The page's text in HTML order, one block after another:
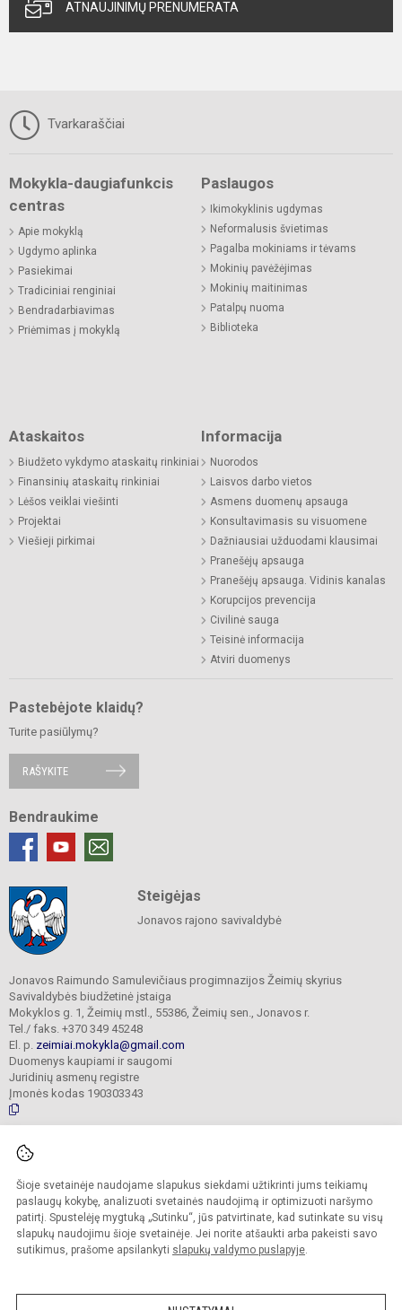
Šioje svetainėje naudojame slapukus siekdami užtikrinti jums teikiamų
paslaugų kokybę, analizuoti svetainės naudojimą ir optimizuoti naršymo
patirtį. Spustelėję mygtuką „Sutinku“, jūs patvirtinate, kad sutinkate su visų
slapukų naudojimu šioje svetainėje. Jei norite atšaukti arba pakeisti savo
sutikimus, prašome apsilankyti slapukų valdymo puslapyje.
ATNAUJINIMŲ PRENUMERATA
Tvarkaraščiai
Mokykla-daugiafunkcis
centras
Apie mokyklą
Ugdymo aplinka
Pasiekimai
Tradiciniai renginiai
Bendradarbiavimas
Priėmimas į mokyklą
Paslaugos
Ikimokyklinis ugdymas
Neformalusis švietimas
Pagalba mokiniams ir tėvams
Mokinių pavėžėjimas
Mokinių maitinimas
Patalpų nuoma
Biblioteka
Ataskaitos
Biudžeto vykdymo ataskaitų rinkiniai
Finansinių ataskaitų rinkiniai
Lėšos veiklai viešinti
Projektai
Viešieji pirkimai
Informacija
Nuorodos
Laisvos darbo vietos
Asmens duomenų apsauga
Konsultavimasis su visuomene
Dažniausiai užduodami klausimai
Pranešėjų apsauga
Pranešėjų apsauga. Vidinis kanalas
Korupcijos prevencija
Civilinė sauga
Teisinė informacija
Atviri duomenys
Pastebėjote klaidų?
Turite pasiūlymų?
RAŠYKITE
Bendraukime
Steigėjas
Jonavos rajono savivaldybė
Jonavos Raimundo Samulevičiaus progimnazijos Žeimių skyrius
Savivaldybės biudžetinė įstaiga
Mokyklos g. 1, Žeimių mstl., 55386, Žeimių sen., Jonavos r.
Tel./ faks. +370 349 45248
El. p. zeimiai.mokykla@gmail.com
Duomenys kaupiami ir saugomi
Juridinių asmenų registre
Įmonės kodas 190303343
© 2025. Jonavos Raimundo Samulevičiaus progimnazija Žeimių skyrius. Visos
Kopijuoti turinį be raštiško įstaigos administracijos sutikimo griežtai draudžiama.
Prieinamumo paraiška Slapukų politika
Sumanus būdas atnaujinti